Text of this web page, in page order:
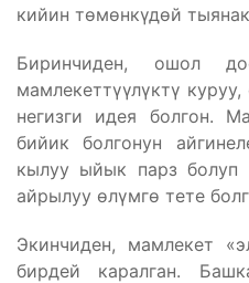
кийин төмөнкүдөй
Биринчиден, ошол
мамлекеттүүлүктү
негизги идея болгон.
бийик болгонун
кылуу ыйык парз болуп
айрылуу өлүмгө тете
Экинчиден, мамлекет
бирдей каралган.